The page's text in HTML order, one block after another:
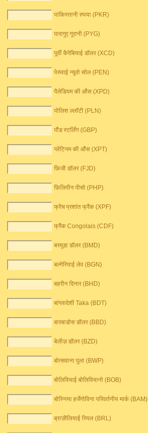
पाकिस्तानी रुपया (PKR)
पारागुए गूरानी (PYG)
पूर्वी कैरेबियाई डॉलर (XCD)
पेरुवाई न्यूवो सोल (PEN)
पैलेडियम की औंस (XPD)
पोलिश ज़्लॉटी (PLN)
पौंड स्टर्लिंग (GBP)
प्लेटिनम की औंस (XPT)
फ़िजी डॉलर (FJD)
फ़िलिपीन पीसो (PHP)
फ्रेंच प्रशांत फ्रैंक (XPF)
फ्रैंक Congolais (CDF)
बरमूडा डॉलर (BMD)
बल्गेरियाई लेव (BGN)
बहरीन दिनार (BHD)
बांग्लादेशी Taka (BDT)
बारबाडोस डॉलर (BBD)
बेलीज़ डॉलर (BZD)
बोत्सवाना पुला (BWP)
बोलिवियाई बोलिवियानो (BOB)
बोस्निया हर्जेगोविना परिवर्तनीय मार्क (BAM)
ब्राज़ीलियाई रियल (BRL)